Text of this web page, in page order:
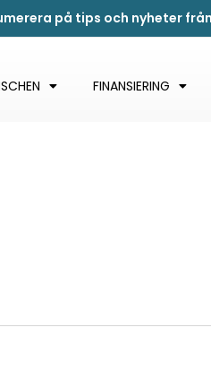
på tips och nyheter
FINANSIERING